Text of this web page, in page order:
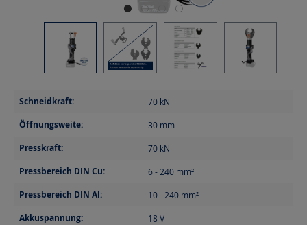
Schneidkraft: 70 kN
Öffnungsweite: 30 mm
Presskraft: 70 kN
Pressbereich DIN Cu: 6 - 240 mm²
Pressbereich DIN Al: 10 - 240 mm²
Akkuspannung: 18V